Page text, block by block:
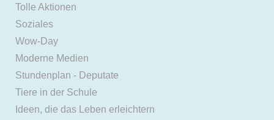
Tolle Aktionen
Soziales
Wow-Day
Moderne Medien
Stundenplan - Deputate
Tiere in der Schule
Ideen, die das Leben erleichtern